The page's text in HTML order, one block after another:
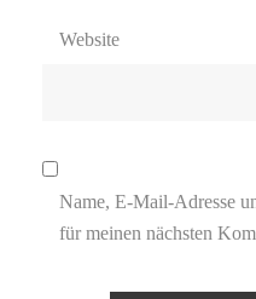
Website
Name, E-Mail-Adresse
für meinen nächsten